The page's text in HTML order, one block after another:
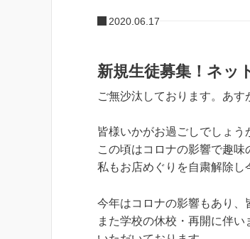
2020.06.17
新規生徒募集！ネッ
ご無沙汰しております。あす
皆様いかがお過ごしでしょう
この頃はコロナの影響で趣味
私もお店めぐりを自粛解除
今年はコロナの影響もあり、
また学校の休校・再開に伴